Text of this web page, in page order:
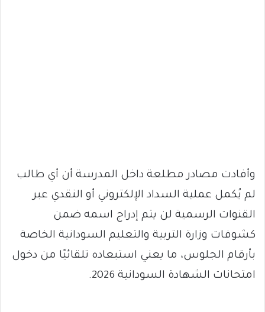
وأفادت مصادر مطلعة داخل المدرسة أن أي طالب
لم يُكمل عملية السداد الإلكتروني أو النقدي عبر
القنوات الرسمية لن يتم إدراج اسمه ضمن
كشوفات وزارة التربية والتعليم السودانية الخاصة
بأرقام الجلوس، ما يعني استبعاده تلقائيًا من دخول
امتحانات الشهادة السودانية 2026.